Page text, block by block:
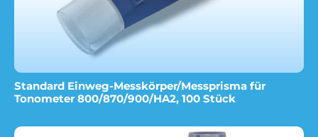
Standard Einweg-Messkörper/Messprisma für
Tonometer 800/870/900/HA2, 100 Stück